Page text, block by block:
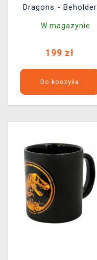
Dragons - Beholder
W magazynie
199 zł
Do koszyka